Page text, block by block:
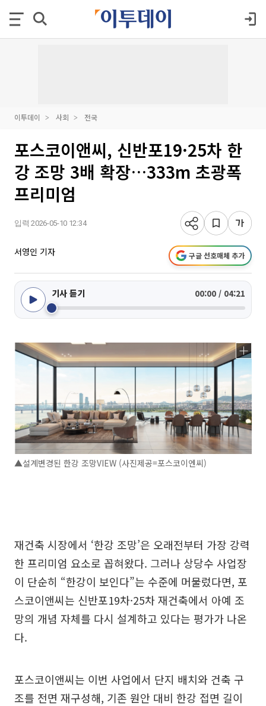
이투데이 사회 전국
포스코이앤씨, 신반포19·25차 한
강 조망 3배 확장…333m 초광폭
프리미엄
입력 2026-05-10 12:34
서영인 기자 구글 선호매체 추가
기사 듣기 00:00 / 04:21
▲설계변경된 한강 조망VIEW (사진제공=포스코이엔씨)
재건축 시장에서 ‘한강 조망’은 오래전부터 가장 강력
한 프리미엄 요소로 꼽혀왔다. 그러나 상당수 사업장
이 단순히 “한강이 보인다”는 수준에 머물렀다면, 포
스코이앤씨는 신반포19차·25차 재건축에서 아예 조
망의 개념 자체를 다시 설계하고 있다는 평가가 나온
다.
포스코이앤씨는 이번 사업에서 단지 배치와 건축 구
조를 전면 재구성해, 기존 원안 대비 한강 접면 길이